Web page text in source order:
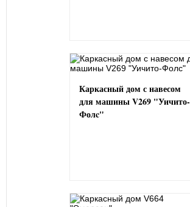
Каркасный дом с навесом
для машины V269 "Уичито-
Фолc"